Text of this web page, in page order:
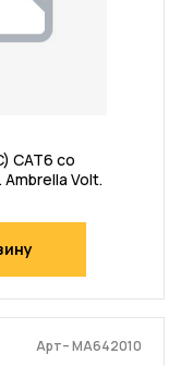
CAT6 со
Volt.
Арт– MA642010